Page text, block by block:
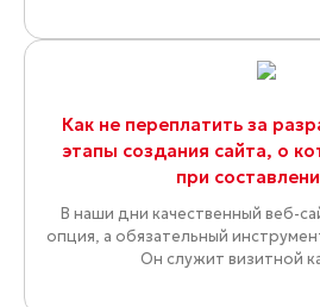
Как не переплатить за
этапы создания сайта, о
при
В наши дни качественный веб-
опция, а обязательный
Он служит визитной